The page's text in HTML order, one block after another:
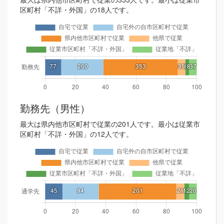
区町村「不詳・外国」の18人です。
勤務先（男性）
最大は県内他市区町村で従業の201人です。最小は従業市
区町村「不詳・外国」の12人です。